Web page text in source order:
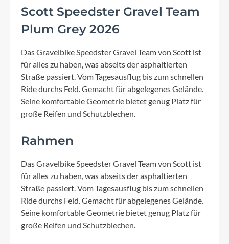
Scott Speedster Gravel Team
Plum Grey 2026
Das Gravelbike Speedster Gravel Team von Scott ist
für alles zu haben, was abseits der asphaltierten
Straße passiert. Vom Tagesausflug bis zum schnellen
Ride durchs Feld. Gemacht für abgelegenes Gelände.
Seine komfortable Geometrie bietet genug Platz für
große Reifen und Schutzblechen.
Rahmen
Das Gravelbike Speedster Gravel Team von Scott ist
für alles zu haben, was abseits der asphaltierten
Straße passiert. Vom Tagesausflug bis zum schnellen
Ride durchs Feld. Gemacht für abgelegenes Gelände.
Seine komfortable Geometrie bietet genug Platz für
große Reifen und Schutzblechen.